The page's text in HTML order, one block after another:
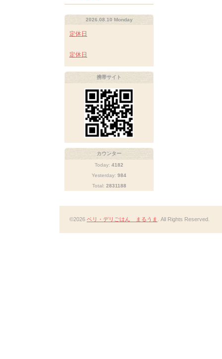
2026.08.10 Monday
定休日
定休日
携帯サイト
カウンター
Today: 4182
Yesterday: 984
Total: 2831188
©2026 ベリ・デリごはん まるうま . All Rights Reserved.